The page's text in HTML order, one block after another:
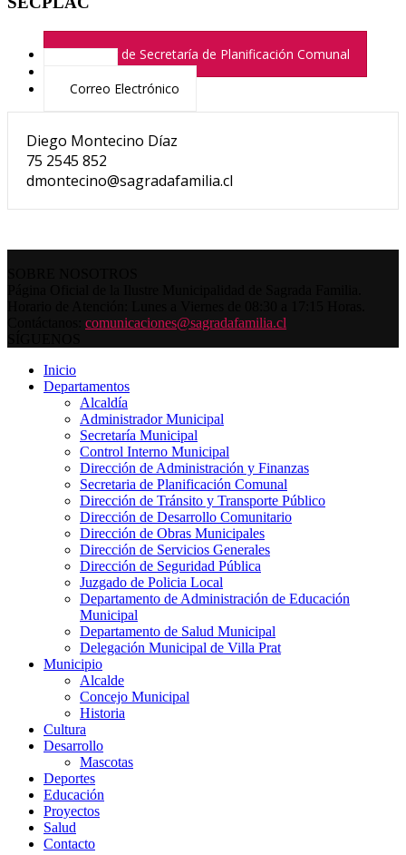
Director de Secretaría de Planificación Comunal
Correo Electrónico
Diego Montecino Díaz
75 2545 852
dmontecino@sagradafamilia.cl
comunicaciones@sagradafamilia.cl
Inicio
Departamentos
Alcaldía
Administrador Municipal
Secretaría Municipal
Control Interno Municipal
Dirección de Administración y Finanzas
Secretaria de Planificación Comunal
Dirección de Tránsito y Transporte Público
Dirección de Desarrollo Comunitario
Dirección de Obras Municipales
Dirección de Servicios Generales
Dirección de Seguridad Pública
Juzgado de Policia Local
Departamento de Administración de Educación
Municipal
Departamento de Salud Municipal
Delegación Municipal de Villa Prat
Municipio
Alcalde
Concejo Municipal
Historia
Cultura
Desarrollo
Mascotas
Deportes
Educación
Proyectos
Salud
Contacto